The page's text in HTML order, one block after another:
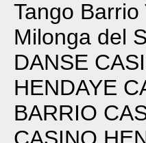
Tango Barrio
Milonga del
DANSE
HENDAYE
BARRIO